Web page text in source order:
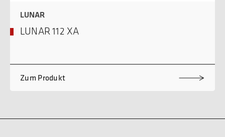
LUNAR
LUNAR 112 XA
Zum Produkt